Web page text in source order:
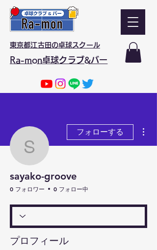
東京都江古田の卓球スクール
Ra-mon卓球クラブ&バー
sayako-groove
フォローする
sayako-groove
0 フォロワー 0 フォロー中
プロフィール